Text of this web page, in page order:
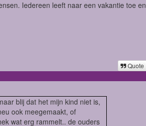
Iedereen leeft naar een vakantie toe en
Quote
blij dat het mijn kind niet is,
ook meegemaakt, of
wat erg rammelt.. de ouders